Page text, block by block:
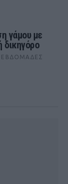
γάμου με
δικηγόρο
ΕΒΔΟΜΆΔΕΣ